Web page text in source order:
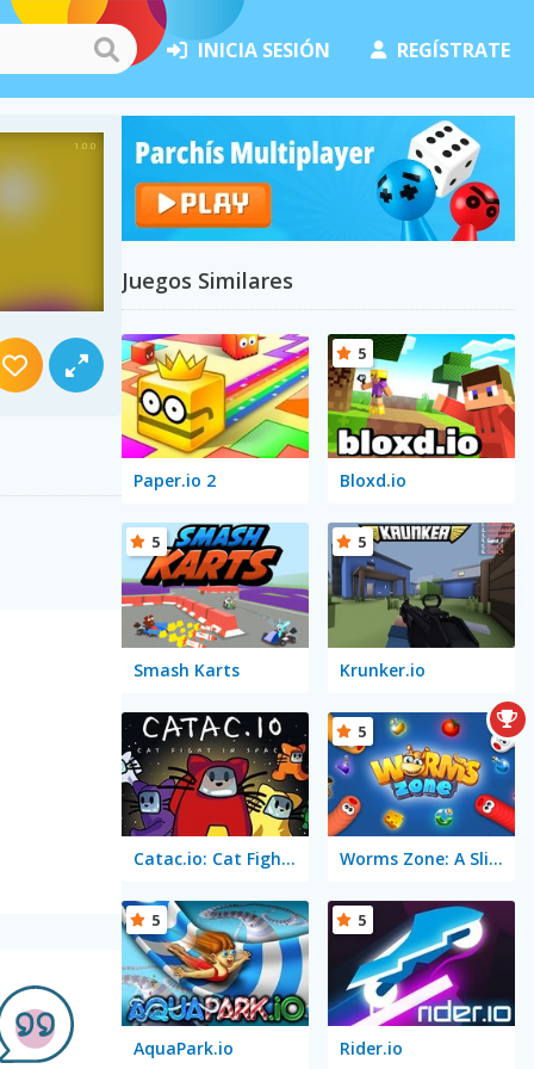
INICIA SESIÓN REGÍSTRATE
Juegos Similares
Paper.io 2 Bloxd.io
5
Smash Karts
5
Krunker.io
5
Catac.io: Cat Fight in Space Worms Zone: A Slithery Snake
5
AquaPark.io
5
Rider.io
5